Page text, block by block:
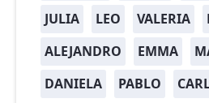
JULIA
LEO VALERIA
ALEJANDRO
EMMA
DANIELA
PABLO